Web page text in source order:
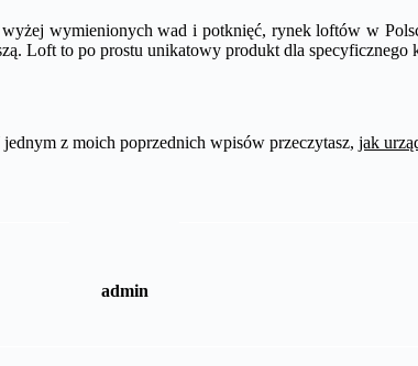
wymienionych wad i potknięć, rynek loftów w
Loft to po prostu unikatowy produkt dla specyficznego
z moich poprzednich wpisów przeczytasz, jak
admin